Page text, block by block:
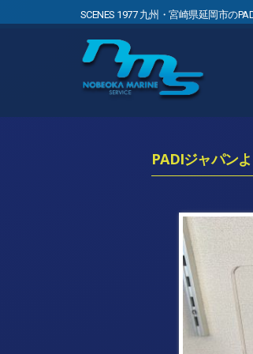
SCENES 1977 九州・宮崎県延岡市の
PADIジャパン